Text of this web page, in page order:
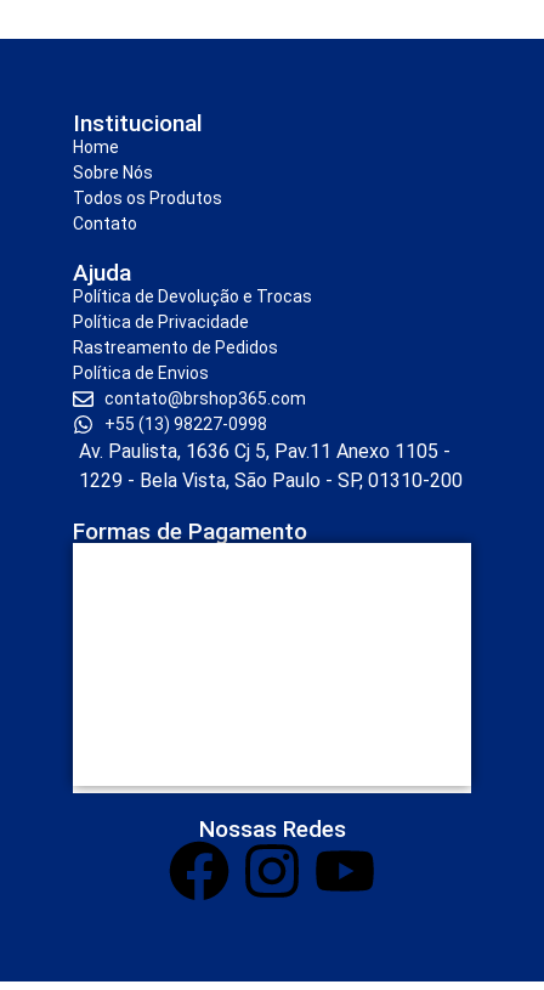
Institucional
Home
Sobre Nós
Todos os Produtos
Contato
Ajuda
Política de Devolução e Trocas
Política de Privacidade
Rastreamento de Pedidos
Política de Envios
contato@brshop365.com
+55 (13) 98227-0998
Av. Paulista, 1636 Cj 5, Pav.11 Anexo 1105 -
1229 - Bela Vista, São Paulo - SP, 01310-200
Formas de Pagamento
Nossas Redes